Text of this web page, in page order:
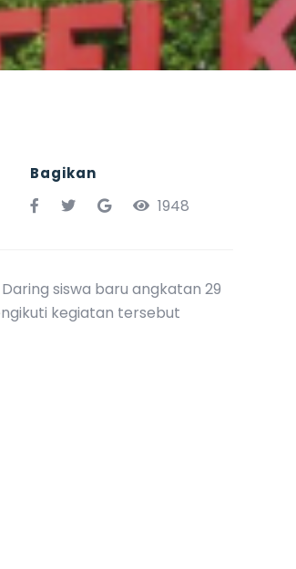
Bagikan
1948
siswa baru angkatan 29
kegiatan tersebut